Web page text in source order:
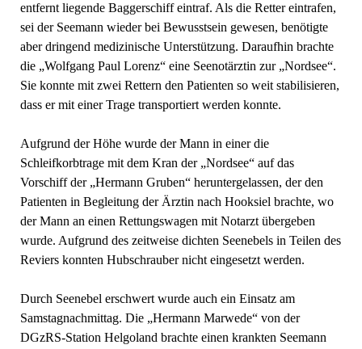
entfernt liegende Baggerschiff eintraf. Als die Retter eintrafen,
sei der Seemann wieder bei Bewusstsein gewesen, benötigte
aber dringend medizinische Unterstützung. Daraufhin brachte
die „Wolfgang Paul Lorenz“ eine Seenotärztin zur „Nordsee“.
Sie konnte mit zwei Rettern den Patienten so weit stabilisieren,
dass er mit einer Trage transportiert werden konnte.
Aufgrund der Höhe wurde der Mann in einer die
Schleifkorbtrage mit dem Kran der „Nordsee“ auf das
Vorschiff der „Hermann Gruben“ heruntergelassen, der den
Patienten in Begleitung der Ärztin nach Hooksiel brachte, wo
der Mann an einen Rettungswagen mit Notarzt übergeben
wurde. Aufgrund des zeitweise dichten Seenebels in Teilen des
Reviers konnten Hubschrauber nicht eingesetzt werden.
Durch Seenebel erschwert wurde auch ein Einsatz am
Samstagnachmittag. Die „Hermann Marwede“ von der
DGzRS-Station Helgoland brachte einen krankten Seemann